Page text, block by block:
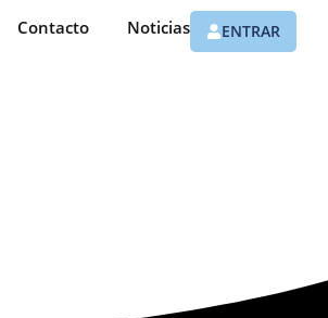
Contacto Noticias ENTRAR